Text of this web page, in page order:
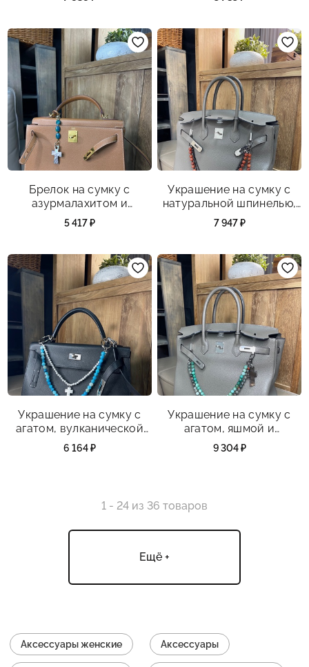
Брелок на сумку с
азурмалахитом и
перламутром.
5 417 ₽
Украшение на сумку с
натуральной шпинелью,
сердоликом.
7 947 ₽
Украшение на сумку с
агатом, вулканической
породой посеребренной.
6 164 ₽
Украшение на сумку с
агатом, яшмой и
перламутром.
9 304 ₽
1 - 24 из 36 товаров
Ещё +
Аксессуары женские Аксессуары